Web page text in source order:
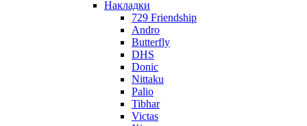
Накладки
729 Friendship
Andro
Butterfly
DHS
Donic
Nittaku
Palio
Tibhar
Victas